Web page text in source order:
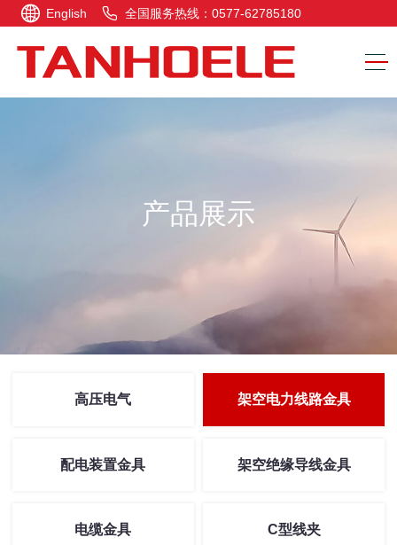
English 全国服务热线：0577-62785180
产品展示
高压电气 架空电力线路金具
配电装置金具 架空绝缘导线金具
电缆金具 C型线夹